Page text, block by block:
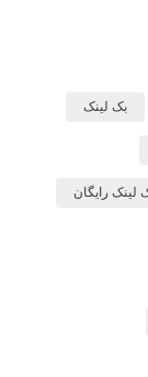
بک لینک
رایگان